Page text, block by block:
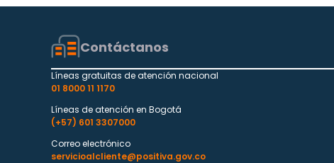
Contáctanos
Líneas gratuitas de atención nacional
01 8000 11 1170
Líneas de atención en Bogotá
(+57) 601 3307000
Correo electrónico
servicioalcliente@positiva.gov.co